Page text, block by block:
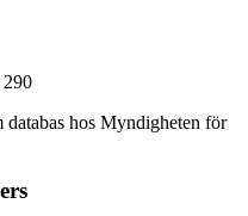
290
hos Myndigheten för